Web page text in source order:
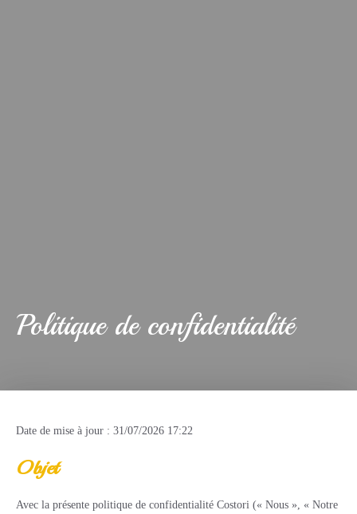
Politique de confidentialité
Date de mise à jour : 31/07/2026 17:22
Objet
Avec la présente politique de confidentialité Costori (« Nous », « Notre